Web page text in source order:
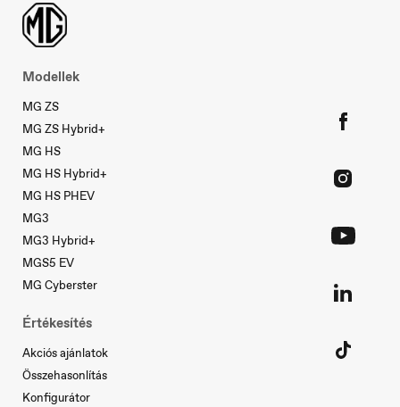
Slovakia
Modellek
MG ZS
MG ZS Hybrid+
MG HS
MG HS Hybrid+
MG HS PHEV
MG3
MG3 Hybrid+
MGS5 EV
MG Cyberster
Értékesítés
Akciós ajánlatok
Összehasonlítás
Konfigurátor